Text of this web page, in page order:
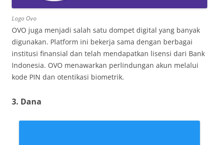
Logo Ovo
OVO juga menjadi salah satu dompet digital yang banyak
digunakan. Platform ini bekerja sama dengan berbagai
institusi finansial dan telah mendapatkan lisensi dari Bank
Indonesia. OVO menawarkan perlindungan akun melalui
kode PIN dan otentikasi biometrik.
3. Dana